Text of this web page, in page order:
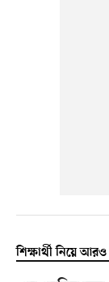
শিক্ষার্থী নিয়ে